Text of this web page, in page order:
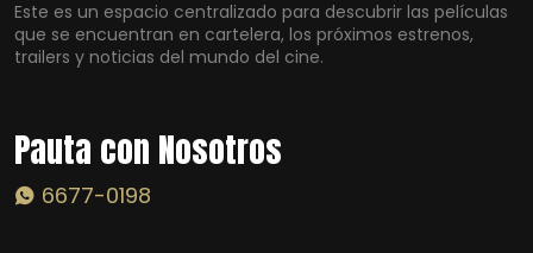
Este es un espacio centralizado para descubrir las películas
que se encuentran en cartelera, los próximos estrenos,
trailers y noticias del mundo del cine.
Pauta con Nosotros
6677-0198